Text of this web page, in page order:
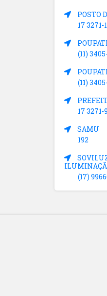
POSTO
17 3271-
(11)
(11)
17 3271-
SAMU
192
(17)